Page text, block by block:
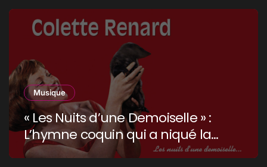
Musique
« Les Nuits d’une Demoiselle » :
L’hymne coquin qui a niqué la
censure !